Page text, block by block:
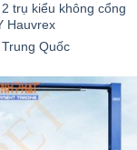
trụ kiểu không cổng
Hauvrex
Quốc